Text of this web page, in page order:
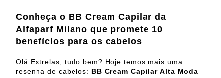
Conheça o BB Cream Capilar da
Alfaparf Milano que promete 10
benefícios para os cabelos
Olá Estrelas, tudo bem? Hoje temos mais uma
resenha de cabelos: BB Cream Capilar Alta Moda